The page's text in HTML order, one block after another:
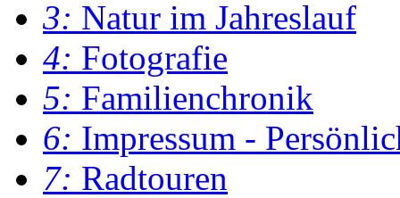
3: Natur im Jahreslauf
4: Fotografie
5: Familienchronik
6: Impressum -
7: Radtouren